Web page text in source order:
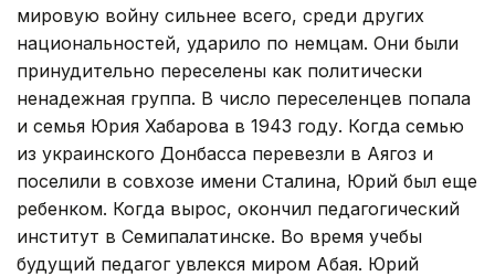
мировую войну сильнее всего, среди других
национальностей, ударило по немцам. Они были
принудительно переселены как политически
ненадежная группа. В число переселенцев попала
и семья Юрия Хабарова в 1943 году. Когда семью
из украинского Донбасса перевезли в Аягоз и
поселили в совхозе имени Сталина, Юрий был еще
ребенком. Когда вырос, окончил педагогический
институт в Семипалатинске. Во время учебы
будущий педагог увлекся миром Абая. Юрий